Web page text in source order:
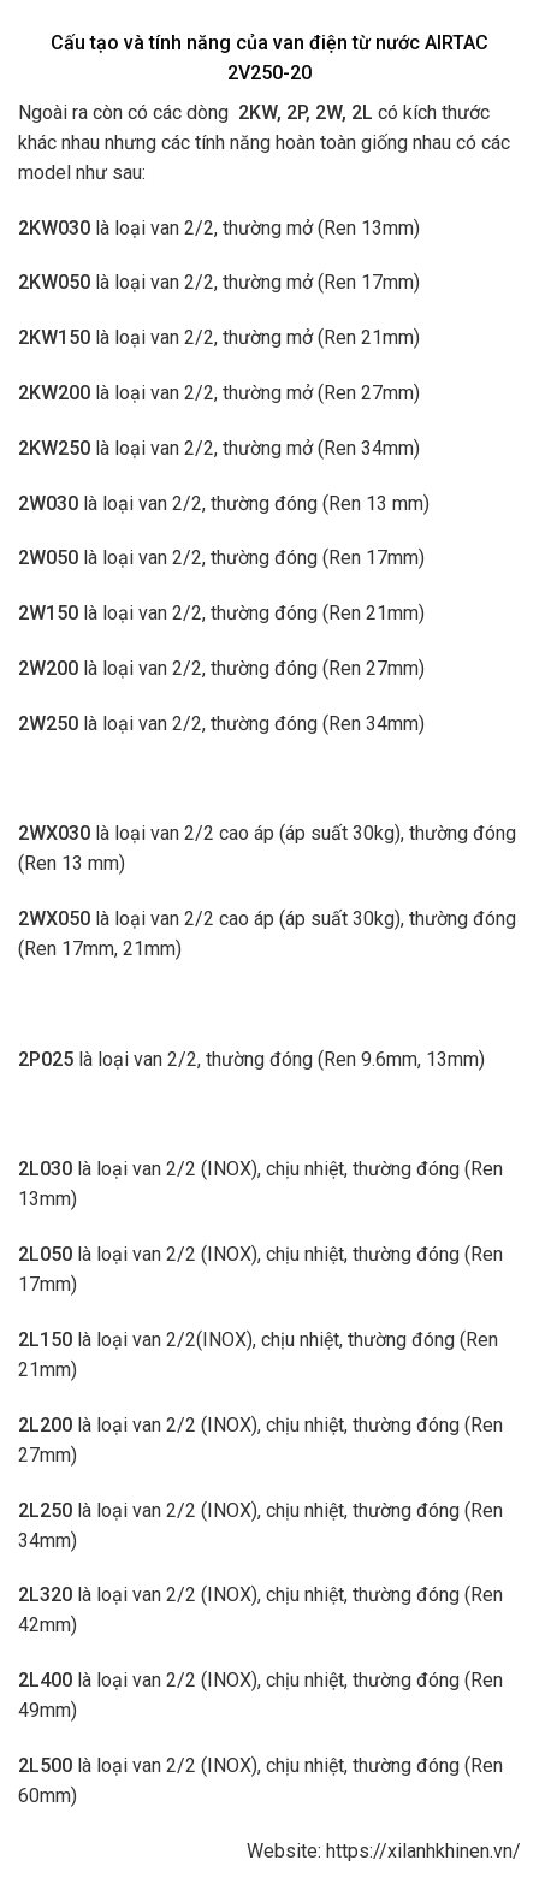
Cấu tạo và tính năng của van điện từ nước AIRTAC
2V250-20
Ngoài ra còn có các dòng 2KW, 2P, 2W, 2L có kích thước
khác nhau nhưng các tính năng hoàn toàn giống nhau có các
model như sau:
2KW030 là loại van 2/2, thường mở (Ren 13mm)
2KW050 là loại van 2/2, thường mở (Ren 17mm)
2KW150 là loại van 2/2, thường mở (Ren 21mm)
2KW200 là loại van 2/2, thường mở (Ren 27mm)
2KW250 là loại van 2/2, thường mở (Ren 34mm)
2W030 là loại van 2/2, thường đóng (Ren 13 mm)
2W050 là loại van 2/2, thường đóng (Ren 17mm)
2W150 là loại van 2/2, thường đóng (Ren 21mm)
2W200 là loại van 2/2, thường đóng (Ren 27mm)
2W250 là loại van 2/2, thường đóng (Ren 34mm)
2WX030 là loại van 2/2 cao áp (áp suất 30kg), thường đóng
(Ren 13 mm)
2WX050 là loại van 2/2 cao áp (áp suất 30kg), thường đóng
(Ren 17mm, 21mm)
2P025 là loại van 2/2, thường đóng (Ren 9.6mm, 13mm)
2L030 là loại van 2/2 (INOX), chịu nhiệt, thường đóng (Ren
13mm)
2L050 là loại van 2/2 (INOX), chịu nhiệt, thường đóng (Ren
17mm)
2L150 là loại van 2/2(INOX), chịu nhiệt, thường đóng (Ren
21mm)
2L200 là loại van 2/2 (INOX), chịu nhiệt, thường đóng (Ren
27mm)
2L250 là loại van 2/2 (INOX), chịu nhiệt, thường đóng (Ren
34mm)
2L320 là loại van 2/2 (INOX), chịu nhiệt, thường đóng (Ren
42mm)
2L400 là loại van 2/2 (INOX), chịu nhiệt, thường đóng (Ren
49mm)
2L500 là loại van 2/2 (INOX), chịu nhiệt, thường đóng (Ren
60mm)
Website: https://xilanhkhinen.vn/